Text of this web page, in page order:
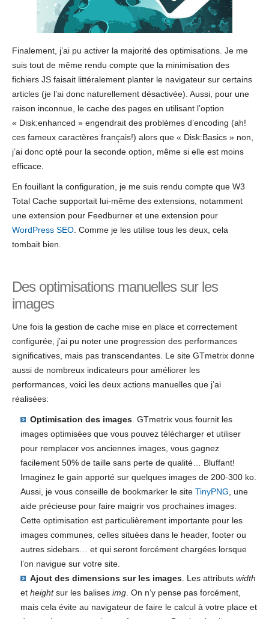
Finalement, j’ai pu activer la majorité des optimisations. Je me
suis tout de même rendu compte que la minimisation des
fichiers JS faisait littéralement planter le navigateur sur certains
articles (je l’ai donc naturellement désactivée). Aussi, pour une
raison inconnue, le cache des pages en utilisant l’option
« Disk:enhanced » engendrait des problèmes d’encoding (ah!
ces fameux caractères français!) alors que « Disk:Basics » non,
j’ai donc opté pour la seconde option, même si elle est moins
efficace.
En fouillant la configuration, je me suis rendu compte que W3
Total Cache supportait lui-même des extensions, notamment
une extension pour Feedburner et une extension pour
WordPress SEO . Comme je les utilise tous les deux, cela
tombait bien.
Des optimisations manuelles sur les
images
Une fois la gestion de cache mise en place et correctement
configurée, j’ai pu noter une progression des performances
significatives, mais pas transcendantes. Le site GTmetrix donne
aussi de nombreux indicateurs pour améliorer les
performances, voici les deux actions manuelles que j’ai
réalisées:
Optimisation des images. GTmetrix vous fournit les
images optimisées que vous pouvez télécharger et utiliser
pour remplacer vos anciennes images, vous gagnez
facilement 50% de taille sans perte de qualité… Bluffant!
Imaginez le gain apporté sur quelques images de 200-300 ko.
Aussi, je vous conseille de bookmarker le site TinyPNG , une
aide précieuse pour faire maigrir vos prochaines images.
Cette optimisation est particulièrement importante pour les
images communes, celles situées dans le header, footer ou
autres sidebars… et qui seront forcément chargées lorsque
l’on navigue sur votre site.
Ajout des dimensions sur les images. Les attributs width
et heightsur les balises img. On n’y pense pas forcément,
mais cela évite au navigateur de faire le calcul à votre place et